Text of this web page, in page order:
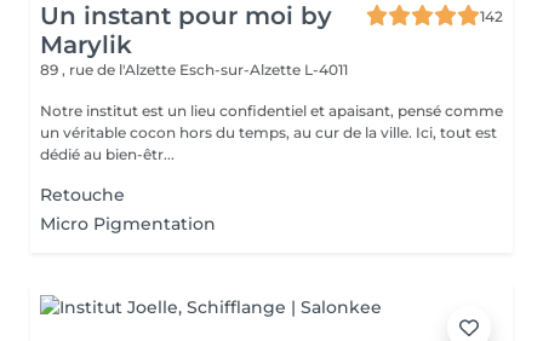
Un instant pour moi by
Marylik
142
89 , rue de l'Alzette Esch-sur-Alzette L-4011
Notre institut est un lieu confidentiel et apaisant, pensé comme
un véritable cocon hors du temps, au cur de la ville. Ici, tout est
dédié au bien-êtr...
Retouche
Micro Pigmentation